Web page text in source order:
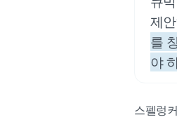
제
를
야
스펠렁